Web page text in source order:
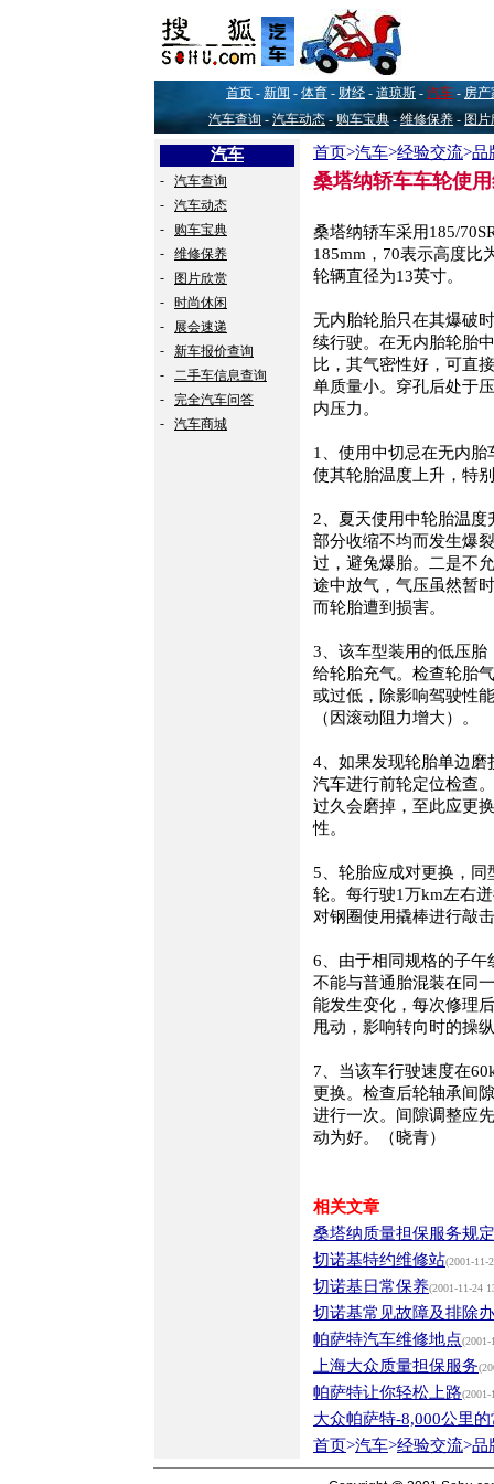
首页 - 新闻 - 体育 - 财经 - 道琼斯 - 汽车 - 房产
汽车查询 - 汽车动态 - 购车宝典 - 维修保养 - 图
汽车
-
汽车查询
-
汽车动态
-
购车宝典
-
维修保养
-
图片欣赏
-
时尚休闲
-
展会速递
-
新车报价查询
-
二手车信息查询
-
完全汽车问答
-
汽车商城
首页>汽车>经验交流>品
桑塔纳轿车车轮使
桑塔纳轿车采用185/
185mm，70表示高度比
轮辆直径为13英寸。
无内胎轮胎只在其爆破
续行驶。在无内胎轮胎
比，其气密性好，可直
单质量小。穿孔后处于
内压力。
1、使用中切忌在无内
使其轮胎温度上升，特
2、夏天使用中轮胎温
部分收缩不均而发生爆
过，避兔爆胎。二是不
途中放气，气压虽然暂
而轮胎遭到损害。
3、该车型装用的低压胎
给轮胎充气。检查轮胎
或过低，除影响驾驶性
（因滚动阻力增大）。
4、如果发现轮胎单边
汽车进行前轮定位检查
过久会磨掉，至此应更
性。
5、轮胎应成对更换，
轮。每行驶1万km左右
对钢圈使用撬棒进行敲
6、由于相同规格的子
不能与普通胎混装在同
能发生变化，每次修理
甩动，影响转向时的操
7、当该车行驶速度在
更换。检查后轮轴承间
进行一次。间隙调整应
动为好。（晓青）
相关文章
桑塔纳质量担保服务规定
切诺基特约维修站(2001-11-
切诺基日常保养(2001-11-24
切诺基常见故障及排除
帕萨特汽车维修地点(2001-
上海大众质量担保服务
帕萨特让你轻松上路(2001-
大众帕萨特-8,000公里
首页>汽车>经验交流>品